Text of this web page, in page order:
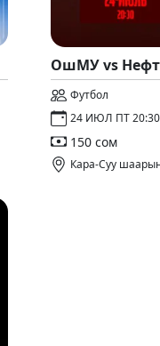
ОшМУ vs
Футбол
24 ИЮЛ ПТ 20:30
150 сом
Кара-Суу